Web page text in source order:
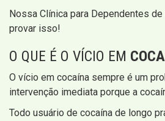
Nossa Clínica para Dependentes
provar isso!
O QUE É O VÍCIO EM
O vício em cocaína sempre é um
intervenção imediata porque a
Todo usuário de cocaína de longo